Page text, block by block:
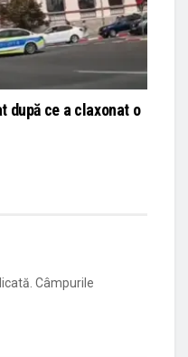
după ce a claxonat o
Câmpurile